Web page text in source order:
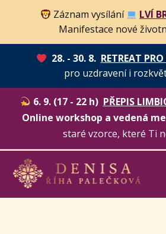
Záznam vysílání
LVÍ
Manifestace nové
28. - 30. 8. RETREAT
pro uzdravení i
6. 9. (17 - 22 h) PŘEPIS
Online workshop a vedená
staré vzorce, které Ti